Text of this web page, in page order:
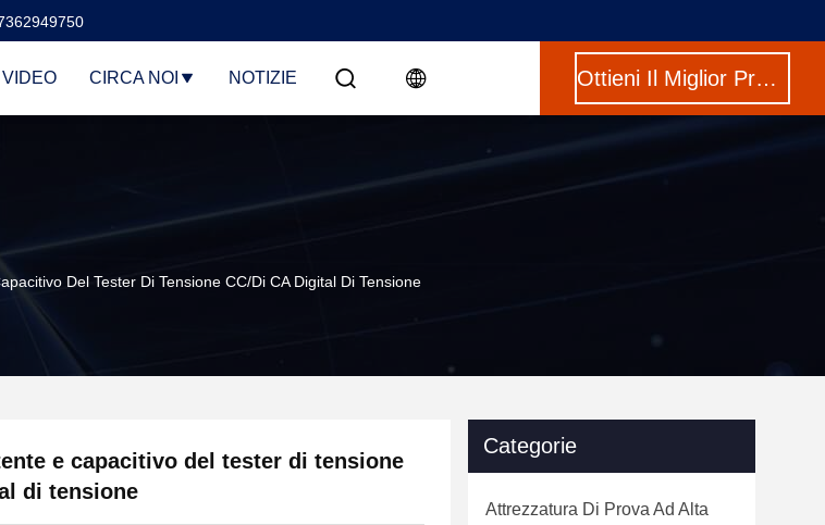
VIDEO CIRCA NOI NOTIZIE Ottieni Il Miglior Prezzo
Del Tester Di Tensione CC/di CA Digital Di Tensione
e capacitivo del tester di tensione
di tensione
Categorie
Attrezzatura Di Prova Ad Alta